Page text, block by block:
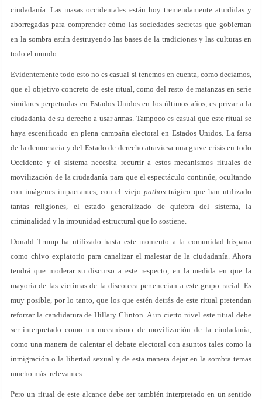
ciudadanía. Las masas occidentales están hoy tremendamente aturdidas y
aborregadas para comprender cómo las sociedades secretas que gobiernan
en la sombra están destruyendo las bases de la tradiciones y las culturas en
todo el mundo.
Evidentemente todo esto no es casual si tenemos en cuenta, como decíamos,
que el objetivo concreto de este ritual, como del resto de matanzas en serie
similares perpetradas en Estados Unidos en los últimos años, es privar a la
ciudadanía de su derecho a usar armas. Tampoco es casual que este ritual se
haya escenificado en plena campaña electoral en Estados Unidos. La farsa
de la democracia y del Estado de derecho atraviesa una grave crisis en todo
Occidente y el sistema necesita recurrir a estos mecanismos rituales de
movilización de la ciudadanía para que el espectáculo continúe, ocultando
con imágenes impactantes, con el viejo pathostrágico que han utilizado
tantas religiones, el estado generalizado de quiebra del sistema, la
criminalidad y la impunidad estructural que lo sostiene.
Donald Trump ha utilizado hasta este momento a la comunidad hispana
como chivo expiatorio para canalizar el malestar de la ciudadanía. Ahora
tendrá que moderar su discurso a este respecto, en la medida en que la
mayoría de las víctimas de la discoteca pertenecían a este grupo racial. Es
muy posible, por lo tanto, que los que estén detrás de este ritual pretendan
reforzar la candidatura de Hillary Clinton. A un cierto nivel este ritual debe
ser interpretado como un mecanismo de movilización de la ciudadanía,
como una manera de calentar el debate electoral con asuntos tales como la
inmigración o la libertad sexual y de esta manera dejar en la sombra temas
mucho más relevantes.
Pero un ritual de este alcance debe ser también interpretado en un sentido